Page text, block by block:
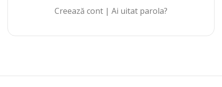
Creează cont | Ai uitat parola?